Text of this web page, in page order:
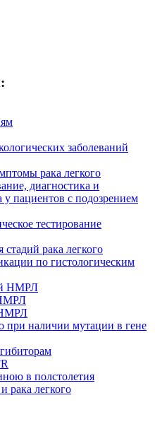
заболеваний
рака легкого
диагностика и
у пациентов с подозрением
тестирование
рака легкого
по гистологическим
НМРЛ
НМРЛ
при наличии мутации в гене
в полстолетия
рака легкого